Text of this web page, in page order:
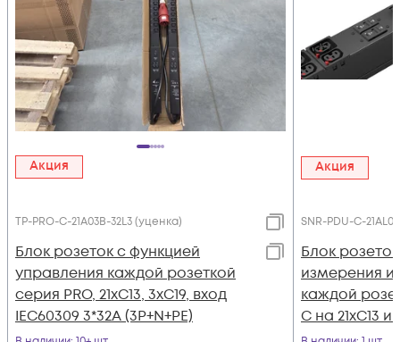
Акция
TP-PRO-С-21A03B-32L3 (уценка)
Блок розеток с функцией
управления каждой розеткой
серия PRO, 21xC13, 3xC19, вход
IEC60309 3*32A (3P+N+PE)
Акция
SNR-PDU-C-
Блок
измерения и
каждой
C на 21хC13 и